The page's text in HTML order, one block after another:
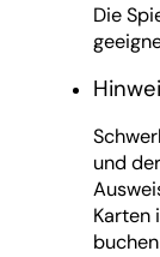
Die
und
Karten